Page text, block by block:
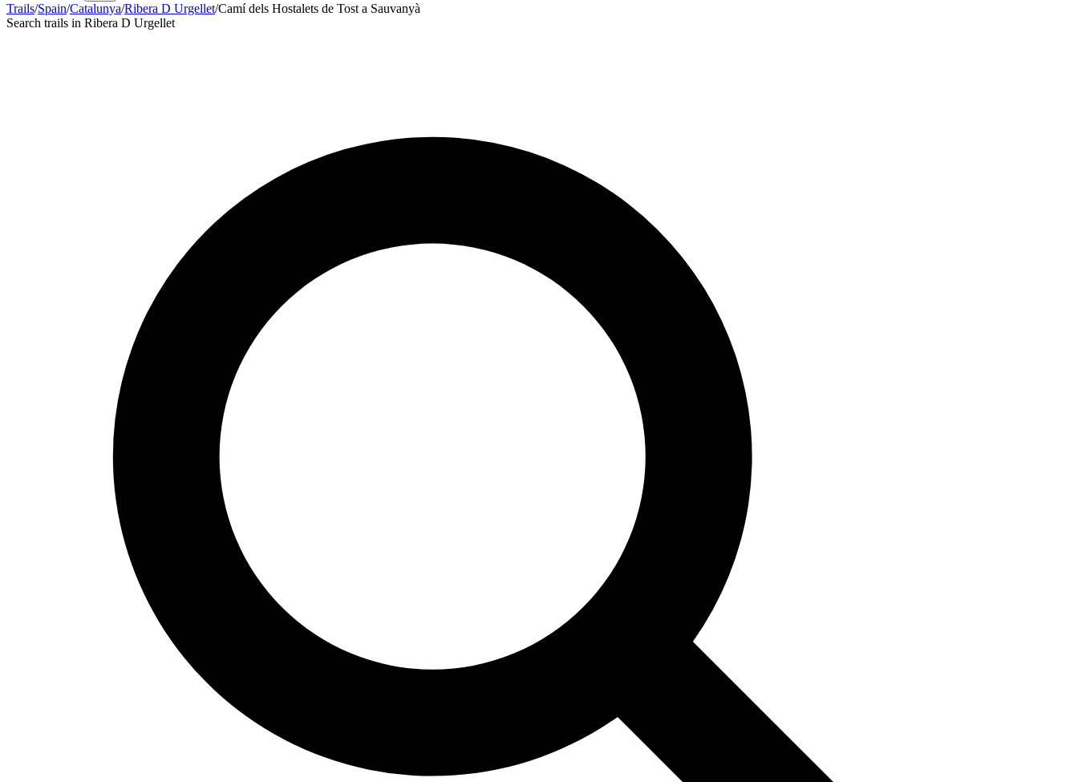
Trails/Spain/Catalunya/Ribera D Urgellet/Camí dels Hostalets de Tost a Sauvanyà
Search trails in Ribera D Urgellet